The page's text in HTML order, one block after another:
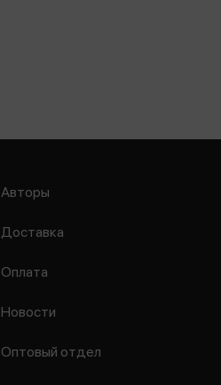
Авторы
Доставка
Оплата
Новости
Оптовый отдел